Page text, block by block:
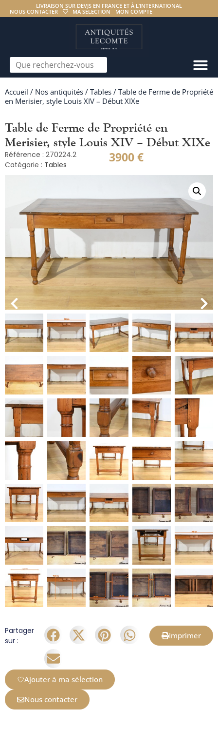
LIVRAISON SUR DEVIS EN FRANCE ET À L’INTERNATIONAL
NOUS CONTACTER
MA SÉLECTION MON COMPTE
Accueil / Nos antiquités / Tables / Table de Ferme de Propriété
en Merisier, style Louis XIV – Début XIXe
Table de Ferme de Propriété en
Merisier, style Louis XIV – Début XIXe
Référence : 270224.2
Catégorie : Tables 3900€
Partager
sur :
Imprimer
Ajouter à ma sélection
Nous contacter